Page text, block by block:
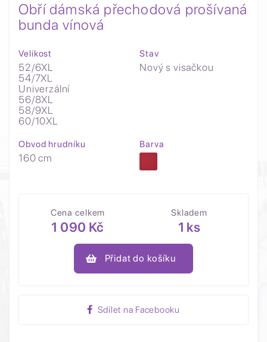
Obří dámská přechodová prošívaná
bunda vínová
Velikost
52/6XL
54/7XL
Univerzální
56/8XL
58/9XL
60/10XL
Stav
Nový s visačkou
Obvod hrudníku
160 cm
Barva
Cena celkem
1 090 Kč
Skladem
1 ks
Přidat do košíku
Sdílet na Facebooku